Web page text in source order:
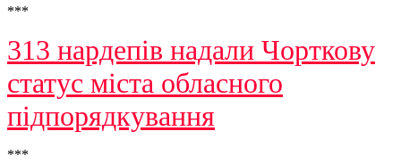
***
313 нардепів надали Чорткову
статус міста обласного
підпорядкування
***